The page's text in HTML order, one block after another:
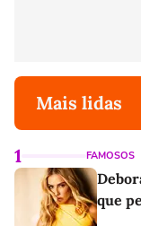
Mais lidas
1 FAMOSOS
que